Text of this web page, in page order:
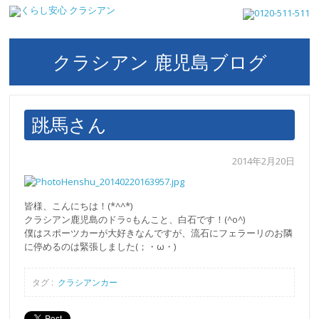
クラシアン 鹿児島ブログ
跳馬さん
2014年2月20日
皆様、こんにちは！(*^^*)
クラシアン鹿児島のドラ○もんこと、白石です！(^o^)
僕はスポーツカーが大好きなんですが、流石にフェラーリのお隣
に停めるのは緊張しました(；・ω・)
タグ : クラシアンカー